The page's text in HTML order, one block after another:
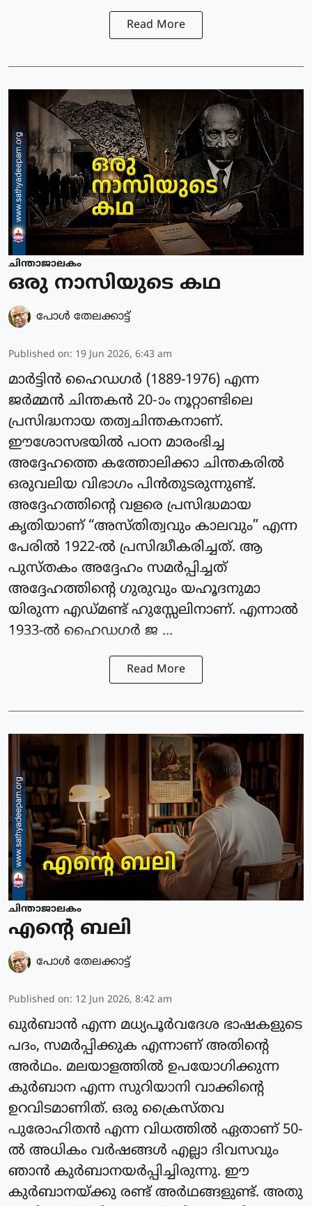
Read More
ചിന്താജാലകം
ഒരു നാസിയുടെ കഥ
പോള്‍ തേലക്കാട്ട്‌
Published on: 19 Jun 2026, 6:43 am
മാർട്ടിൻ ഹൈഡഗർ (1889-1976) എന്ന
ജർമ്മൻ ചിന്തകൻ 20-ാം നൂറ്റാണ്ടിലെ
പ്രസിദ്ധനായ തത്വചിന്തകനാണ്.
ഈശോസഭയിൽ പഠന മാരംഭിച്ച
അദ്ദേഹത്തെ കത്തോലിക്കാ ചിന്തകരിൽ
ഒരുവലിയ വിഭാഗം പിൻതുടരുന്നുണ്ട്.
അദ്ദേഹത്തിന്റെ വളരെ പ്രസിദ്ധമായ
കൃതിയാണ് “അസ്തിത്വവും കാലവും” എന്ന
പേരിൽ 1922-ൽ പ്രസിദ്ധീകരിച്ചത്. ആ
പുസ്തകം അദ്ദേഹം സമർപ്പിച്ചത്
അദ്ദേഹത്തിന്റെ ഗുരുവും യഹൂദനുമാ
യിരുന്ന എഡ്മണ്ട് ഹുസ്സേലിനാണ്. എന്നാൽ
1933-ൽ ഹൈഡഗർ ജ ...
Read More
ചിന്താജാലകം
എന്റെ ബലി
പോള്‍ തേലക്കാട്ട്‌
Published on: 12 Jun 2026, 8:42 am
ഖുർബാൻ എന്ന മധ്യപൂർവദേശ ഭാഷകളുടെ
പദം, സമർപ്പിക്കുക എന്നാണ് അതിന്റെ
അർഥം. മലയാളത്തിൽ ഉപയോഗിക്കുന്ന
കുർബാന എന്ന സുറിയാനി വാക്കിന്റെ
ഉറവിടമാണിത്. ഒരു ക്രൈസ്തവ
പുരോഹിതൻ എന്ന വിധത്തിൽ ഏതാണ് 50-
ൽ അധികം വർഷങ്ങൾ എല്ലാ ദിവസവും
ഞാൻ കുർബാനയർപ്പിച്ചിരുന്നു. ഈ
കുർബാനയ്ക്കു രണ്ട് അർഥങ്ങളുണ്ട്. അതു